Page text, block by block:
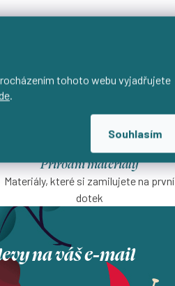
tohoto webu vyjadřujete
.
Souhlasím
Přírodní materiály
Materiály, které si zamilujete na první
dotek
na váš e-mail